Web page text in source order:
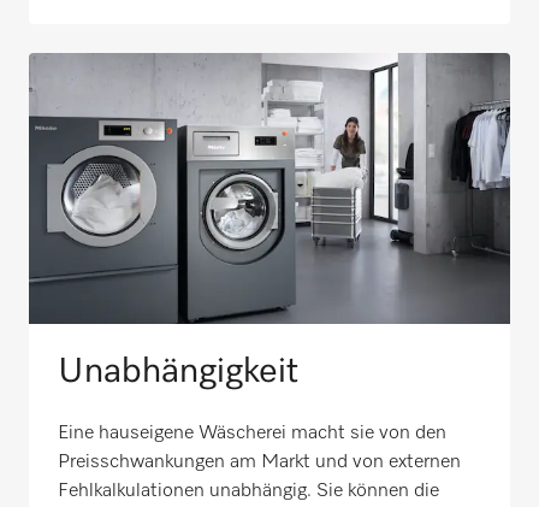
Unabhängigkeit
Eine hauseigene Wäscherei macht sie von den
Preisschwankungen am Markt und von externen
Fehlkalkulationen unabhängig. Sie können die